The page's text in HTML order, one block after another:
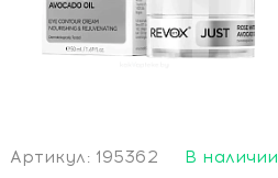
Артикул: 195362
В наличии